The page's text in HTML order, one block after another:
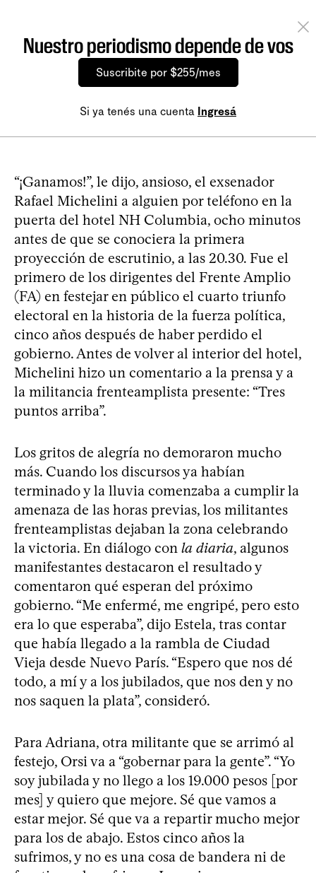
Nuestro periodismo depende de vos
Suscribite por $255/mes
Si ya tenés una cuenta Ingresá
“¡Ganamos!”, le dijo, ansioso, el exsenador
Rafael Michelini a alguien por teléfono en la
puerta del hotel NH Columbia, ocho minutos
antes de que se conociera la primera
proyección de escrutinio, a las 20.30. Fue el
primero de los dirigentes del Frente Amplio
(FA) en festejar en público el cuarto triunfo
electoral en la historia de la fuerza política,
cinco años después de haber perdido el
gobierno. Antes de volver al interior del hotel,
Michelini hizo un comentario a la prensa y a
la militancia frenteamplista presente: “Tres
puntos arriba”.
Los gritos de alegría no demoraron mucho
más. Cuando los discursos ya habían
terminado y la lluvia comenzaba a cumplir la
amenaza de las horas previas, los militantes
frenteamplistas dejaban la zona celebrando
la victoria. En diálogo con la diaria, algunos
manifestantes destacaron el resultado y
comentaron qué esperan del próximo
gobierno. “Me enfermé, me engripé, pero esto
era lo que esperaba”, dijo Estela, tras contar
que había llegado a la rambla de Ciudad
Vieja desde Nuevo París. “Espero que nos dé
todo, a mí y a los jubilados, que nos den y no
nos saquen la plata”, consideró.
Para Adriana, otra militante que se arrimó al
festejo, Orsi va a “gobernar para la gente”. “Yo
soy jubilada y no llego a los 19.000 pesos [por
mes] y quiero que mejore. Sé que vamos a
estar mejor. Sé que va a repartir mucho mejor
para los de abajo. Estos cinco años la
sufrimos, y no es una cosa de bandera ni de